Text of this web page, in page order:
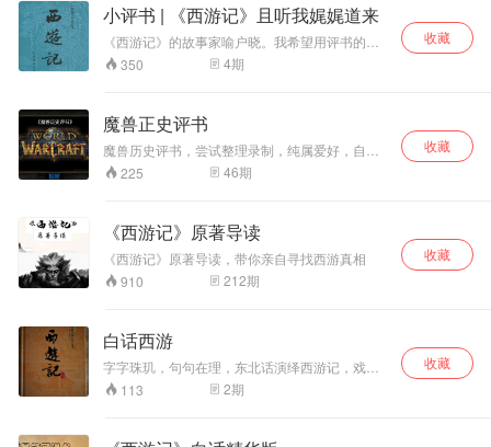
就来听吧！听水青
为您读原著，原汁
原味，敬请各位关
注！
青读名著）公号。
我读的原著，反而
轻松易懂。这一点
颇受鼓励。 《红楼
敬请各位关注！
shuiqingdumingzhu
青读名著）公号。
小评书 | 《西游记》且听我娓娓道来
《西游记》的故事家喻户晓。我希望用评书的形
式来带你重温这部经典。 本人才疏学浅，能力有
限。希望大家多多批评指正。感谢大家的支持！
350 4期
收藏
魔兽正史评书
魔兽历史评书，尝试整理录制，纯属爱好，自娱
自乐，希望可以让大家从头了解这个故事吧，自
己打小爱好曲艺，赶上自己也是魔兽老玩家又爱
书，想来也很热闹，水平有限，情怀有余，尝试
从头整理着讲，希望没接触过魔兽的朋友也能喜
欢这个故事，感谢大家捧场吧。 欢迎关注我的喜
马拉雅账号，还有微博，都是夜幕枫明xm这个网
名... 听众QQ群：583552079
225 46期
收藏
《西游记》原著导读
《西游记》原著导读，带你亲自寻找西游真相
910
212期
收藏
白话西游
字字珠玑，句句在理，东北话演绎西游记，戏说
不胡说，品读西游记
113 2期
收藏